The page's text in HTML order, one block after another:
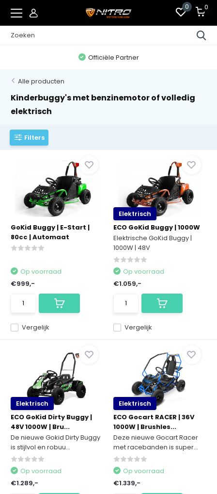
0 0
Officiële Partner
Alle producten
Kinderbuggy's met benzinemotor of volledig
elektrisch
Filters
GoKid Buggy | E-Start |
80cc | Automaat
Vergelijk
Op voorraad
€999,-
Elektrisch
ECO GoKid Buggy | 1000W
Elektrische GoKid Buggy |
1000W | 48V
Vergelijk
Op voorraad
€1.059,-
Elektrisch
ECO GoKid Dirty Buggy |
48V 1000W | Bru...
De nieuwe Gokid Dirty Buggy
is stijlvol en robuu...
Op voorraad
€1.289,-
Elektrisch
ECO Gocart RACER | 36V
1000W | Brushles...
Deze nieuwe Gocart Racer
met racebanden is super...
Op voorraad
€1.339,-